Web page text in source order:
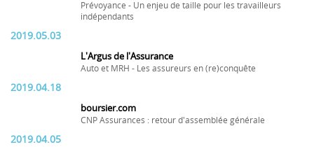
Prévoyance - Un enjeu de taille pour les travailleurs
indépendants
2019.05.03
L'Argus de l'Assurance
Auto et MRH - Les assureurs en (re)conquête
2019.04.18
boursier.com
CNP Assurances : retour d'assemblée générale
2019.04.05